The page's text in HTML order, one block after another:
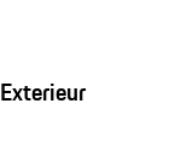
Exterieur